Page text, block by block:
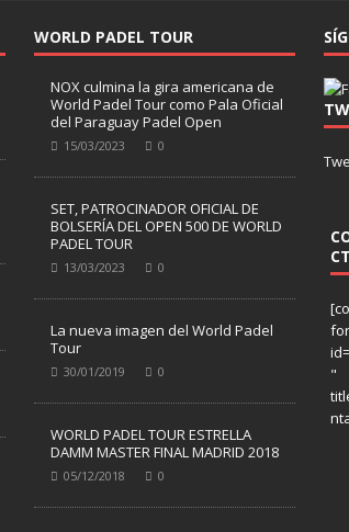
WORLD PADEL TOUR
NOX culmina la gira americana de
World Padel Tour como Pala Oficial
del Paraguay Padel Open
15/03/2023 0
SET, PATROCINADOR OFICIAL DE
BOLSERÍA DEL OPEN 500 DE WORLD
PADEL TOUR
13/03/2023 0
La nueva imagen del World Padel
Tour
30/01/2019 0
WORLD PADEL TOUR ESTRELLA
DAMM MASTER FINAL MADRID 2018
05/12/2018 0
"